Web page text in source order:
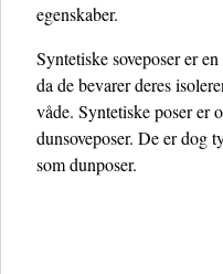
egenskaber.
Syntetiske soveposer er
da de bevarer deres
våde. Syntetiske poser er
dunsoveposer. De er dog
som dunposer.